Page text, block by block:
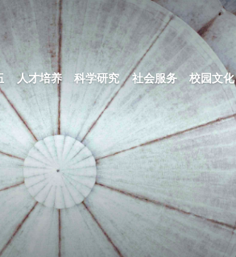
人才培养 科学研究 社会服务 校园文化